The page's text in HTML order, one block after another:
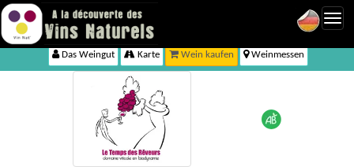
Das Weingut Karte Wein kaufen Weinmessen